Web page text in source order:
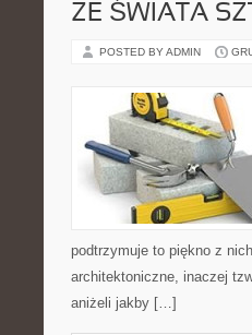
ZE ŚWIATA
POSTED BY ADMIN
podtrzymuje to piękno z
architektoniczne, inaczej
aniżeli jakby […]